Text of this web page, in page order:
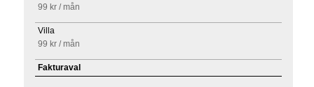
99 kr/ mån
Villa
99 kr/ mån
Fakturaval